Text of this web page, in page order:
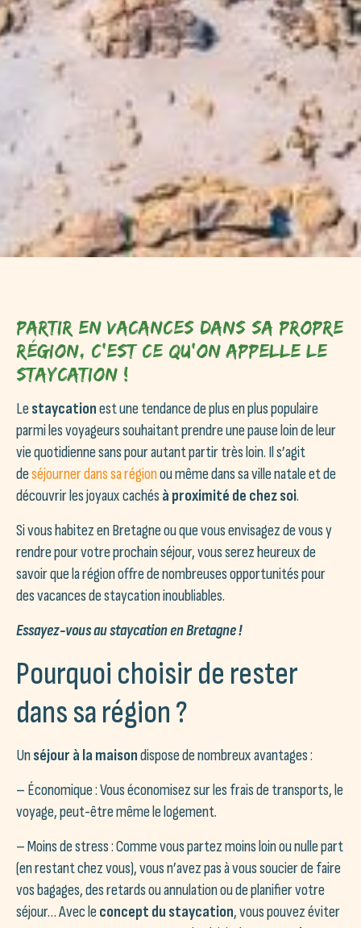
Partir en vacances dans sa propre
région, c’est ce qu’on appelle le
Staycation !
Lestaycationest une tendance de plus en plus populaire
parmi les voyageurs souhaitant prendre une pause loin de leur
vie quotidienne sans pour autant partir très loin. Il s’agit
deséjourner dans sa régionou même dans sa ville natale et de
découvrir les joyaux cachés à proximité de chez soi.
Si vous habitez en Bretagne ou que vous envisagez de vous y
rendre pour votre prochain séjour, vous serez heureux de
savoir que la région offre de nombreuses opportunités pour
des vacances de staycation inoubliables.
Essayez-vous au staycation en Bretagne !
Pourquoi choisir de rester
dans sa région ?
Unséjour à la maisondispose de nombreux avantages :
– Économique : Vous économisez sur les frais de transports, le
voyage, peut-être même le logement.
– Moins de stress : Comme vous partez moins loin ou nulle part
(en restant chez vous), vous n’avez pas à vous soucier de faire
vos bagages, des retards ou annulation ou de planifier votre
séjour… Avec leconcept du staycation, vous pouvez éviter